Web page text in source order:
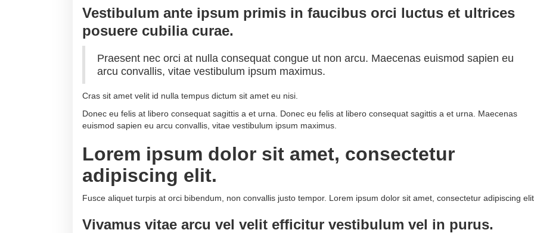
Vestibulum ante ipsum primis in faucibus orci luctus et ultrices
posuere cubilia curae.
Praesent nec orci at nulla consequat congue ut non arcu. Maecenas euismod sapien eu
arcu convallis, vitae vestibulum ipsum maximus.
Cras sit amet velit id nulla tempus dictum sit amet eu nisi.
Donec eu felis at libero consequat sagittis a et urna. Donec eu felis at libero consequat sagittis a et urna. Maecenas
euismod sapien eu arcu convallis, vitae vestibulum ipsum maximus.
Lorem ipsum dolor sit amet, consectetur
adipiscing elit.
Fusce aliquet turpis at orci bibendum, non convallis justo tempor. Lorem ipsum dolor sit amet, consectetur adipiscing
Vivamus vitae arcu vel velit efficitur vestibulum vel in purus.